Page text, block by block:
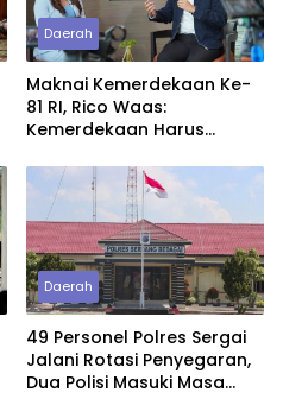
Daerah
Maknai Kemerdekaan Ke-
81 RI, Rico Waas:
Kemerdekaan Harus
Lewat Peningkatan
Pelayanan Primer
Daerah
49 Personel Polres Sergai
Jalani Rotasi Penyegaran,
Dua Polisi Masuki Masa